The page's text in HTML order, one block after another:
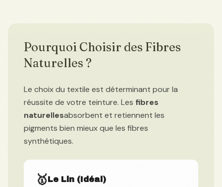
Pourquoi Choisir des Fibres
Naturelles ?
Le choix du textile est déterminant pour la
réussite de votre teinture. Les fibres
naturellesabsorbent et retiennent les
pigments bien mieux que les fibres
synthétiques.
🥇Le Lin (Idéal)